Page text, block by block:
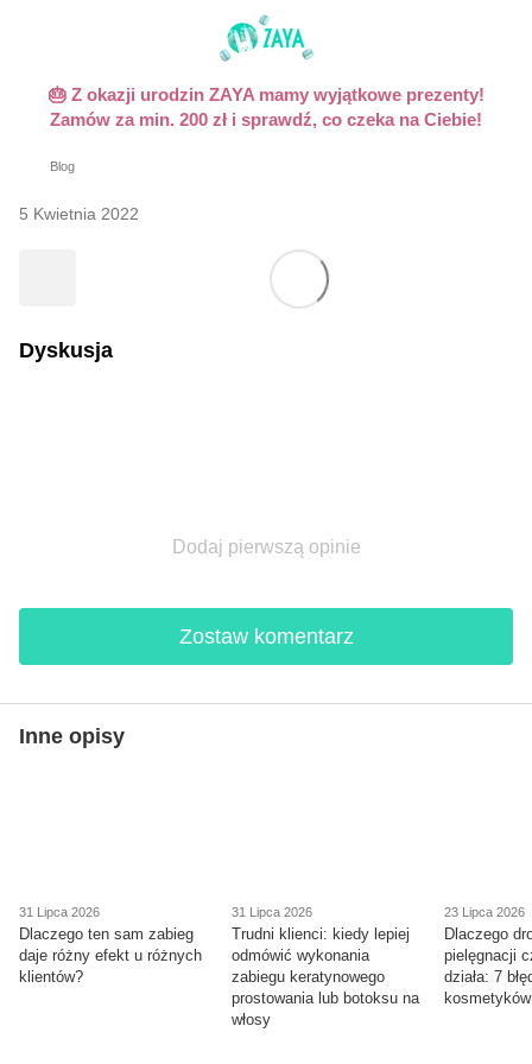
🎂 Z okazji urodzin ZAYA mamy wyjątkowe prezenty!
Zamów za min. 200 zł i sprawdź, co czeka na Ciebie!
Blog
5 Kwietnia 2022
Dyskusja
Dodaj pierwszą opinie
Zostaw komentarz
Inne opisy
31 Lipca 2026
Dlaczego ten sam zabieg
daje różny efekt u różnych
klientów?
31 Lipca 2026
Trudni klienci: kiedy lepiej
odmówić wykonania
zabiegu keratynowego
prostowania lub botoksu na
włosy
23 Lipca 2026
Dlaczego
pielęgnacji
działa: 7
kosmetyków